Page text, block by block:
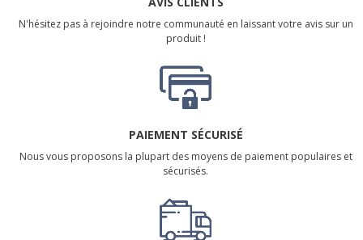
N'hésitez pas à rejoindre notre communauté en laissant votre avis sur un
produit !
PAIEMENT SÉCURISÉ
Nous vous proposons la plupart des moyens de paiement populaires et
sécurisés.